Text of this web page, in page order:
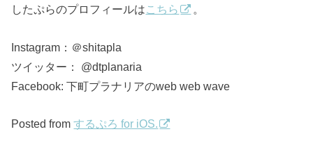
したぷらのプロフィールはこちら 。
Instagram：＠shitapla
ツイッター： @dtplanaria
Facebook: 下町プラナリアのweb web wave
Posted fromするぷろ for iOS.